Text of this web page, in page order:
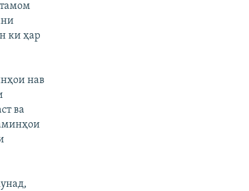
ки ҳар
нав
ва